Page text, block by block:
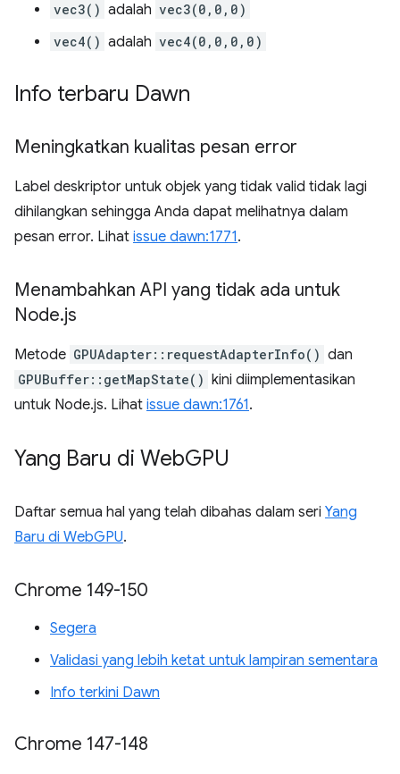
vec3() adalah vec3(0,0,0)
vec4() adalah vec4(0,0,0,0)
Info terbaru Dawn
Meningkatkan kualitas pesan error
Label deskriptor untuk objek yang tidak valid tidak lagi
dihilangkan sehingga Anda dapat melihatnya dalam
pesan error. Lihat issue dawn:1771.
Menambahkan API yang tidak ada untuk
Node.js
Metode GPUAdapter::requestAdapterInfo() dan
GPUBuffer::getMapState() kini diimplementasikan
untuk Node.js. Lihat issue dawn:1761.
Yang Baru di WebGPU
Daftar semua hal yang telah dibahas dalam seri Yang
Baru di WebGPU.
Chrome 149-150
Segera
Validasi yang lebih ketat untuk lampiran sementara
Info terkini Dawn
Chrome 147-148